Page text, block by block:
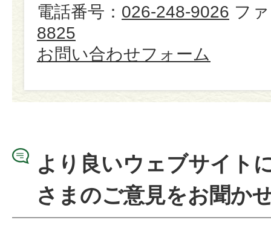
電話番号： 026-248-9026 フ
8825
お問い合わせフォーム
より良いウェブサイト
さまのご意見をお聞か